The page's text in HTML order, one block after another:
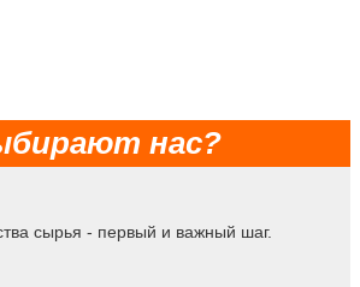
нас?
сырья - первый и важный шаг.